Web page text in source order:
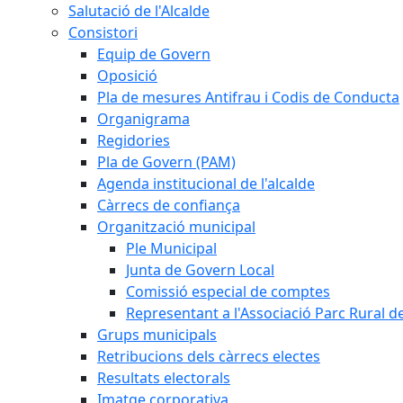
Salutació de l'Alcalde
Consistori
Equip de Govern
Oposició
Pla de mesures Antifrau i Codis de Conducta
Organigrama
Regidories
Pla de Govern (PAM)
Agenda institucional de l'alcalde
Càrrecs de confiança
Organització municipal
Ple Municipal
Junta de Govern Local
Comissió especial de comptes
Representant a l'Associació Parc Rural
Grups municipals
Retribucions dels càrrecs electes
Resultats electorals